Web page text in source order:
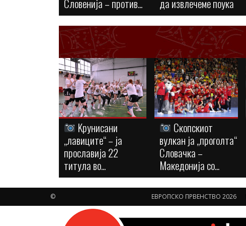
Словенија – против...
да извлечеме поука
Kрунисани
„лавиците“ – ја
прославија 22
титула во...
Скопскиот
вулкан ја „проголта“
Словачка –
Македонија со...
ЕВРОПСКО ПРВЕНСТВО 2026
©